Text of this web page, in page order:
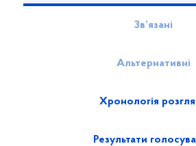
Зв’язані
Альтернативні
Хронологія
Результати